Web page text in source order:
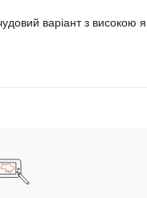
варіант з високою